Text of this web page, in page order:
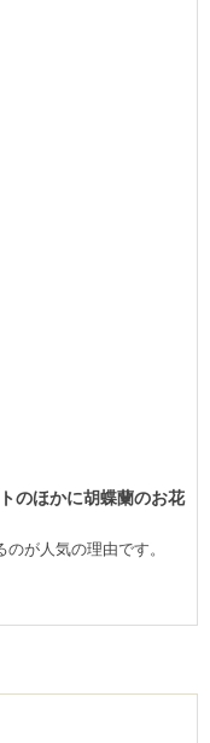
のほかに胡蝶蘭のお花
が人気の理由です。